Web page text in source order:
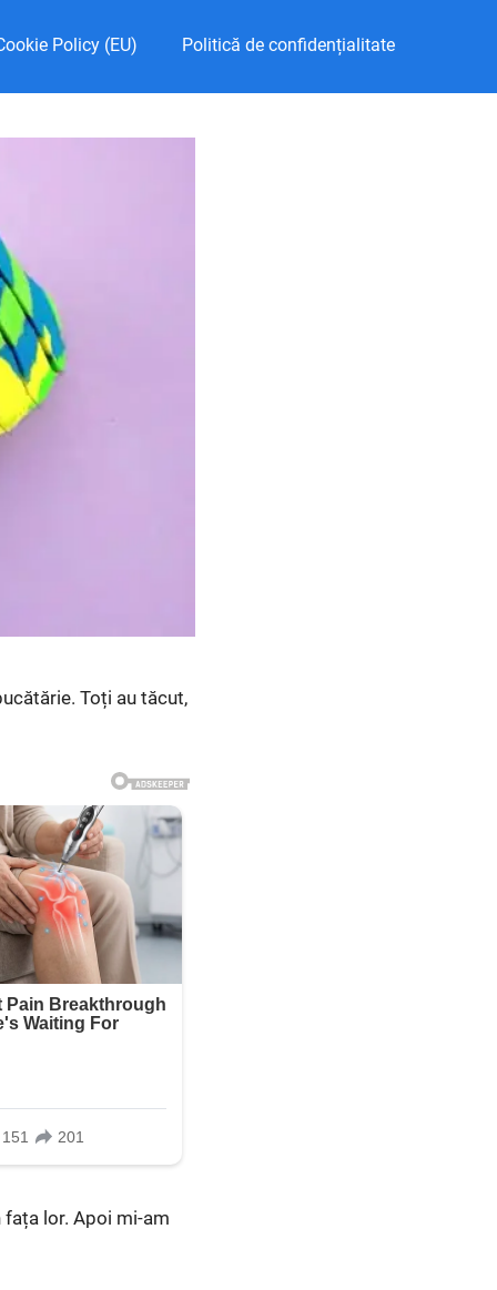
Policy (EU) Politică de confidențialitate
Toți au tăcut,
lor. Apoi mi-am